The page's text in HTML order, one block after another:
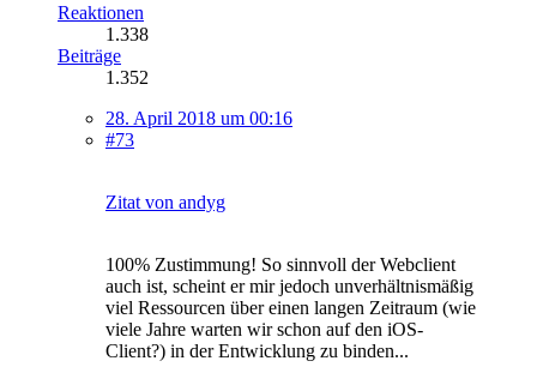
Reaktionen
1.338
Beiträge
1.352
28. April 2018 um 00:16
#73
Zitat von andyg
100% Zustimmung! So sinnvoll der Webclient
auch ist, scheint er mir jedoch unverhältnismäßig
viel Ressourcen über einen langen Zeitraum (wie
viele Jahre warten wir schon auf den iOS-
Client?) in der Entwicklung zu binden...